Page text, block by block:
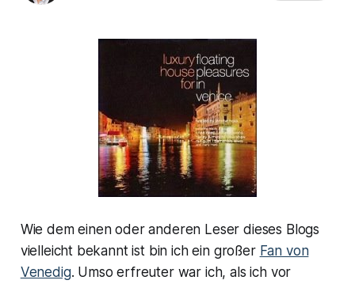
Wie dem einen oder anderen Leser dieses Blogs
vielleicht bekannt ist bin ich ein großer Fan von
Venedig. Umso erfreuter war ich, als ich vor